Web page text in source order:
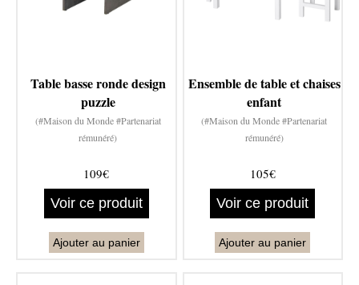
Table basse ronde design
puzzle
(#Maison du Monde #Partenariat
rémunéré)
109€
Voir ce produit
Ajouter au panier
Ensemble de table et chaises
enfant
(#Maison du Monde #Partenariat
rémunéré)
105€
Voir ce produit
Ajouter au panier